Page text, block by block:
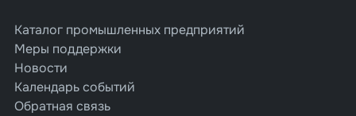
Каталог промышленных предприятий
Меры поддержки
Новости
Календарь событий
Обратная связь